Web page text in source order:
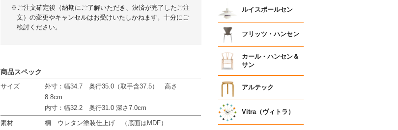
※ご注文確定後（納期にご了解いただき、決済が完了したご注
文）の変更やキャンセルはお受けいたしかねます。十分にご
検討ください。
商品スペック
サイズ
外寸：幅34.7 奥行35.0（取手含37.5） 高さ
8.8cm
内寸：幅32.2 奥行31.0 深さ7.0cm
素材
桐 ウレタン塗装仕上げ （底面はMDF）
ルイスポールセン
フリッツ・ハンセン
カール・ハンセン＆
サン
アルテック
Vitra（ヴィトラ）